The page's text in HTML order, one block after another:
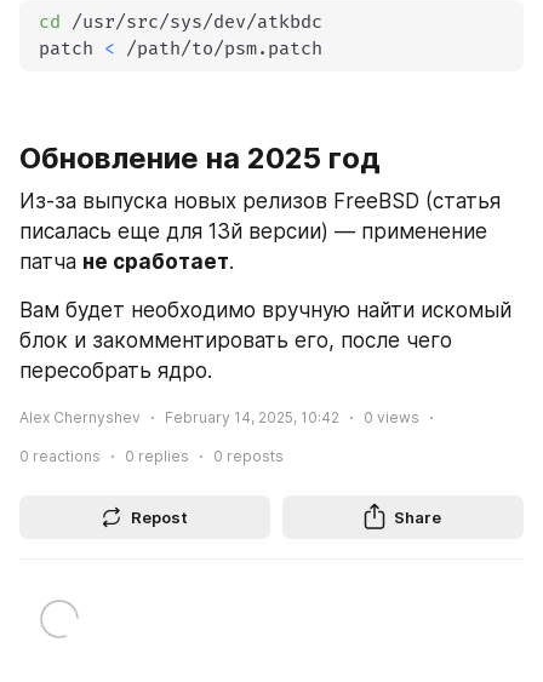
cd /usr/src/sys/dev/atkbdc
patch < /path/to/psm.patch
Обновление на 2025 год
Из-за выпуска новых релизов FreeBSD (статья
писалась еще для 13й версии) — применение
патча не сработает.
Вам будет необходимо вручную найти искомый
блок и закомментировать его, после чего
пересобрать ядро.
Alex Chernyshev February 14, 2025, 10:42 0 views
0 reactions 0 replies 0 reposts
Repost Share